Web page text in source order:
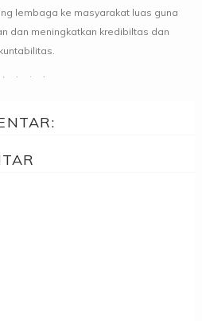
lembaga ke masyarakat luas guna
dan meningkatkan kredibiltas dan